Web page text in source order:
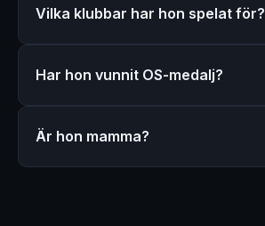
Vilka klubbar har hon spelat för?
Har hon vunnit OS-medalj?
Är hon mamma?